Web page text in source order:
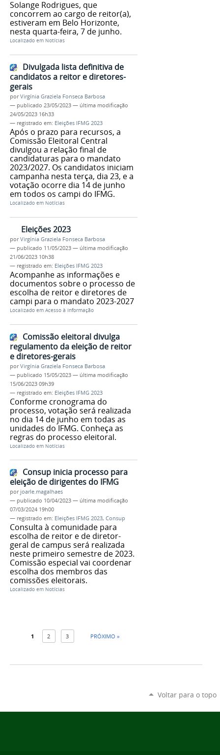
Solange Rodrigues, que
concorrem ao cargo de reitor(a),
estiveram em Belo Horizonte,
nesta quarta-feira, 7 de junho.
Localizado em Notícias
Divulgada lista definitiva de
candidatos a reitor e diretores-
gerais
porVirgínia Graziela Fonseca Barbosa
— publicado 23/05/2023 — última modificação
24/05/2023 16h33
— registrado em: Eleições IFMG 2023
Após o prazo para recursos, a
Comissão Eleitoral Central
divulgou a relação final de
candidaturas para o mandato
2023/2027. Os candidatos iniciam
campanha nesta terça, dia 23, e a
votação ocorre dia 14 de junho
em todos os campi do IFMG.
Localizado em Notícias
Eleições 2023
porVirgínia Graziela Fonseca Barbosa
— publicado 11/05/2023 — última modificação
21/06/2023 10h38
— registrado em: Eleições IFMG 2023
Acompanhe as informações e
documentos sobre o processo de
escolha de reitor e diretores de
campi para o mandato 2023-2027
Localizado em Acesso à Informação
Comissão eleitoral divulga
regulamento da eleição de reitor
e diretores-gerais
porVirgínia Graziela Fonseca Barbosa
— publicado 15/05/2023 — última modificação
15/06/2023 09h39
— registrado em: Eleições IFMG 2023
Conforme cronograma do
processo, votação será realizada
no dia 14 de junho em todas as
unidades do IFMG. Conheça as
regras do processo eleitoral.
Localizado em Notícias
Consup inicia processo para
eleição de dirigentes do IFMG
por joarle.magalhaes
— publicado 10/04/2023 — última modificação
07/03/2024 19h00
— registrado em: Eleições IFMG 2023, Consup
Consulta à comunidade para
escolha de reitor e de diretor-
geral de campus será realizada
neste primeiro semestre de 2023.
Comissão especial vai coordenar
escolha dos membros das
comissões eleitorais.
Localizado em Notícias
1 2 3 PRÓXIMO »
Voltar para o topo